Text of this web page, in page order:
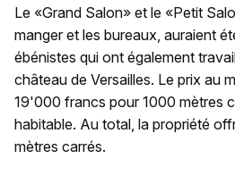
Le «Grand Salon» et le «Petit
manger et les bureaux, auraient
ébénistes qui ont également
château de Versailles. Le prix au
19'000 francs pour 1000 mètres
habitable. Au total, la propriété
mètres carrés.